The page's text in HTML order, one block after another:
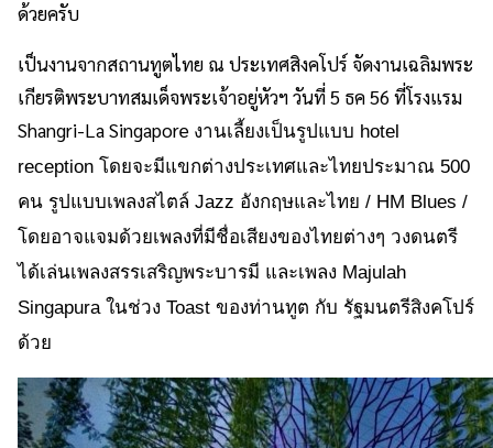
ด้วยครับ
เป็นงานจากสถานทูตไทย ณ ประเทศสิงคโปร์ จัดงานเฉลิมพระ
เกียรติพระบาทสมเด็จพระเจ้าอยู่หัวฯ วันที่ 5 ธค 56 ที่โรงแรม
Shangri-La Singapore งานเลี้ยงเป็นรูปแบบ hotel
reception โดยจะมีแขกต่างประเทศและไทยประมาณ 500
คน รูปแบบเพลงสไตล์ Jazz อังกฤษและไทย / HM Blues /
โดยอาจแจมด้วยเพลงที่มีชื่อเสียงของไทยต่างๆ วงดนตรี
ได้เล่นเพลงสรรเสริญพระบารมี และเพลง Majulah
Singapura ในช่วง Toast ของท่านทูต กับ รัฐมนตรีสิงคโปร์
ด้วย